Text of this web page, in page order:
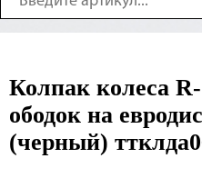
Колпак колеса
ободок на
(черный)